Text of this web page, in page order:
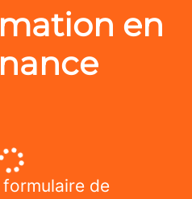
en
de